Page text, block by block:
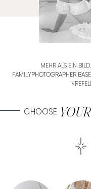
MEHR ALS EIN
FAMILYPHOTOGRAPHER
CHOOSEYOUR